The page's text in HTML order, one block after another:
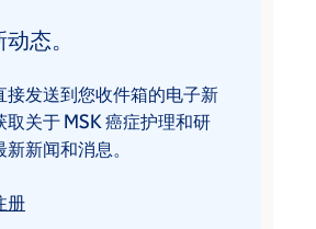
态。
接发送到您收件箱的电子新
取关于 MSK 癌症护理和研
新闻和消息。
册